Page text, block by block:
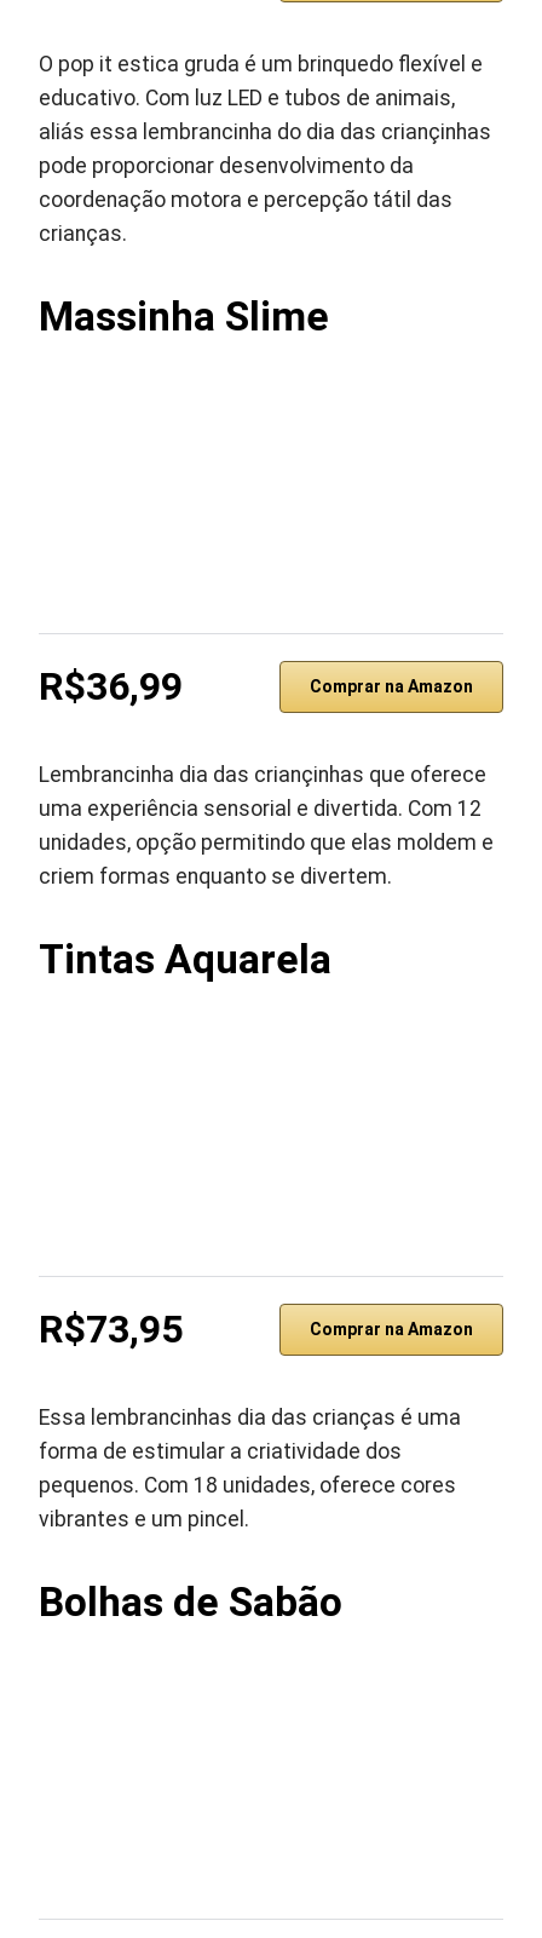
O pop it estica gruda é um brinquedo flexível e
educativo. Com luz LED e tubos de animais,
aliás essa lembrancinha do dia das criançinhas
pode proporcionar desenvolvimento da
coordenação motora e percepção tátil das
crianças.
Massinha Slime
R$36,99 Comprar na Amazon
Lembrancinha dia das criançinhas que oferece
uma experiência sensorial e divertida. Com 12
unidades, opção permitindo que elas moldem e
criem formas enquanto se divertem.
Tintas Aquarela
R$73,95 Comprar na Amazon
Essa lembrancinhas dia das crianças é uma
forma de estimular a criatividade dos
pequenos. Com 18 unidades, oferece cores
vibrantes e um pincel.
Bolhas de Sabão